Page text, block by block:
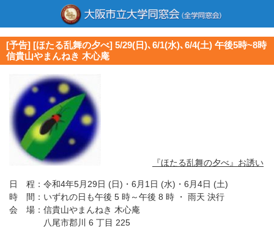
[予告] [ほたる乱舞の夕べ] 5/29(日)､6/1(水)､6/4(土) 午後5時~8時
信貴山やまんねき 木心庵
『ほたる乱舞の夕べ』お誘い
日 程：令和4年5月29日 (日)・6月1日 (水)・6月4日 (土)
時 間：いずれの日も午後 5 時～午後 8 時 ・ 雨天 決行
会 場：信貴山やまんねき 木心庵
八尾市郡川 6 丁目 225